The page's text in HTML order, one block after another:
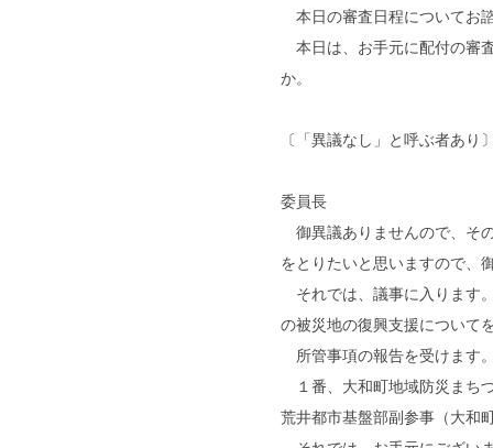
本日の審査日程についてお
本日は、お手元に配付の審
か。
〔「異議なし」と呼ぶ者あり
委員長
御異議ありませんので、そ
をとりたいと思いますので、
それでは、議事に入ります
の被災地の復興支援について
所管事項の報告を受けます
１番、大和町地域防災まち
荒井都市基盤部副参事（大和